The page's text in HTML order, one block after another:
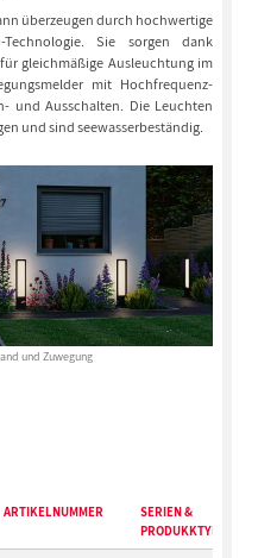
überzeugen durch hochwertige
Sie sorgen dank
gleichmäßige Ausleuchtung im
mit Hochfrequenz-
und Ausschalten. Die Leuchten
und sind seewasserbeständig.
und Zuwegung
ARTIKELNUMMER
SERIEN &
PRODUKKTYP